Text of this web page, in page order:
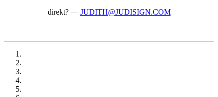
direkt? — JUDITH@JUDISIGN.COM